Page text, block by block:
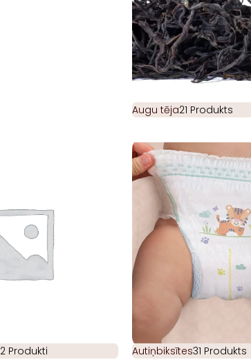
Augu tēja21 Produkts
2 Produkti Autiņbiksītes31 Produkts